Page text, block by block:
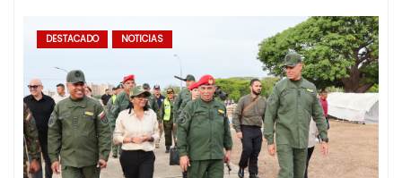
DESTACADO NOTICIAS